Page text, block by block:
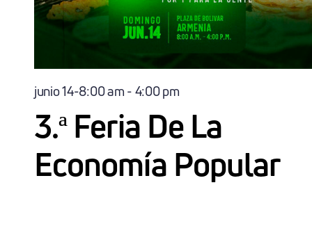
3.ª Feria De La
Economía Popular
junio 14-8:00 am-4:00 pm